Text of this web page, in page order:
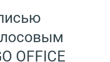
OFFICE